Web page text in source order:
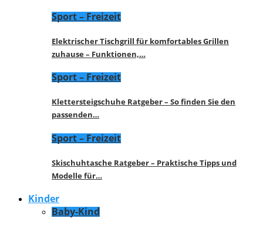
Sport – Freizeit
Elektrischer Tischgrill für komfortables Grillen
zuhause – Funktionen,…
Sport – Freizeit
Klettersteigschuhe Ratgeber – So finden Sie den
passenden…
Sport – Freizeit
Skischuhtasche Ratgeber – Praktische Tipps und
Modelle für…
Kinder
Baby-Kind